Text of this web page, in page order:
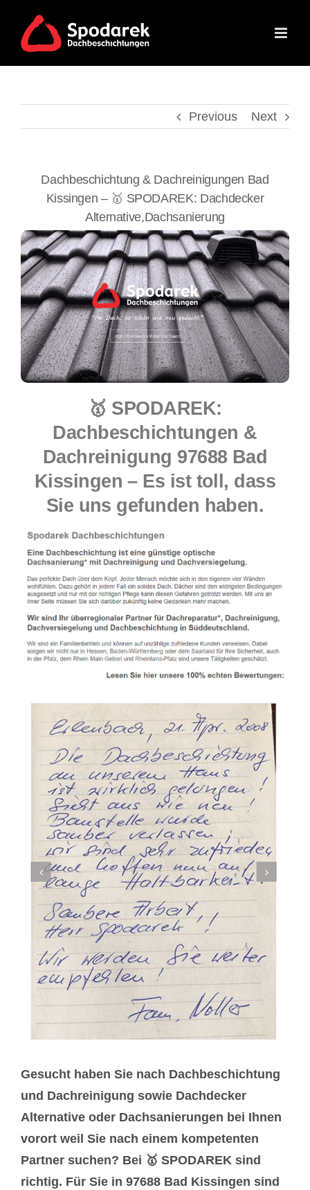
content
Previous Next
Dachbeschichtung & Dachreinigungen Bad
Kissingen – 🥇 SPODAREK: Dachdecker
Alternative,Dachsanierung
🥇 SPODAREK:
Dachbeschichtungen &
Dachreinigung 97688 Bad
Kissingen – Es ist toll, dass
Sie uns gefunden haben.
Gesucht haben Sie nach Dachbeschichtung
und Dachreinigung sowie Dachdecker
Alternative oder Dachsanierungen bei Ihnen
vorort weil Sie nach einem kompetenten
Partner suchen? Bei 🥇 SPODAREK sind
richtig. Für Sie in 97688 Bad Kissingen sind